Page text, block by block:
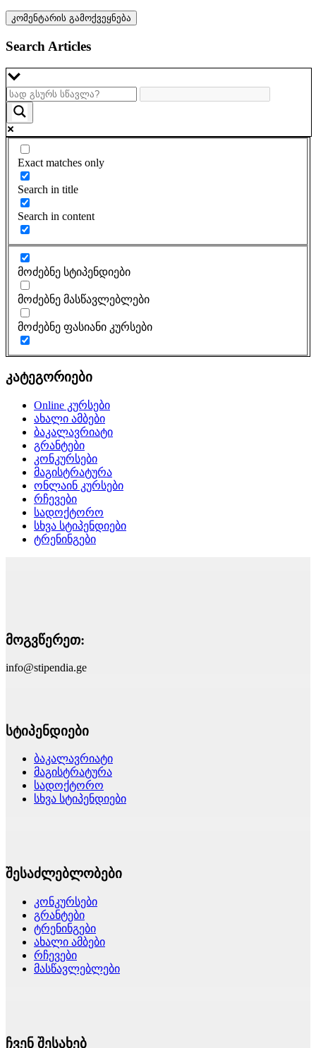
Search Articles
Exact matches only
Search in title
Search in content
მოძებნე სტიპენდიები
მოძებნე მასწავლებლები
მოძებნე ფასიანი კურსები
კატეგორიები
Online კურსები
ახალი ამბები
ბაკალავრიატი
გრანტები
კონკურსები
მაგისტრატურა
ონლაინ კურსები
რჩევები
სადოქტორო
სხვა სტიპენდიები
ტრენინგები
მოგვწერეთ:
info@stipendia.ge
სტიპენდიები
ბაკალავრიატი
მაგისტრატურა
სადოქტორო
სხვა სტიპენდიები
შესაძლებლობები
კონკურსები
გრანტები
ტრენინგები
ახალი ამბები
რჩევები
მასწავლებლები
ჩვენ შესახებ